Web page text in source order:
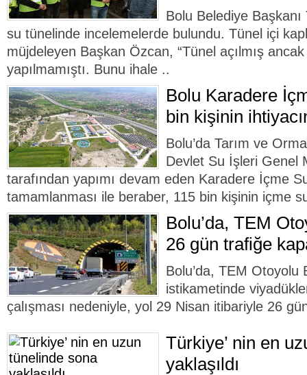
Bolu Belediye
su tünelinde incelemelerde bulundu. Tünel içi
müjdeleyen Başkan Özcan, “Tünel açılmış
yapılmamıştı. Bunu ihale ..
Bolu Karadere
bin kişinin
Bolu’da Tarım ve
Devlet Su İşleri Genel
tarafından yapımı devam eden Karadere İçme
tamamlanması ile beraber, 115 bin kişinin içme
Bolu’da, TEM
26 gün trafiğe
Bolu’da, TEM Otoyolu
istikametinde
çalışması nedeniyle, yol 29 Nisan itibariyle 26
Türkiye’ nin en
yaklaşıldı